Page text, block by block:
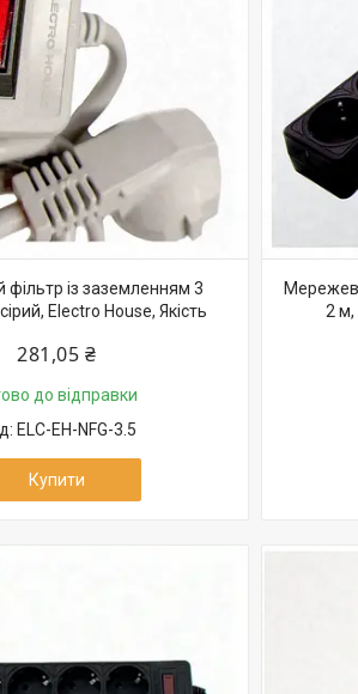
із заземленням 3
Electro House, Якість
281,05 ₴
до відправки
ELC-EH-NFG-3.5
Купити
2 м,